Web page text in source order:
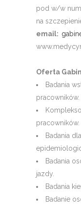
pod w/w
na
email:
Oferta
Badania
pracowników.
pracowników.
Badania
Badania
jazdy.
Badania
Badanie